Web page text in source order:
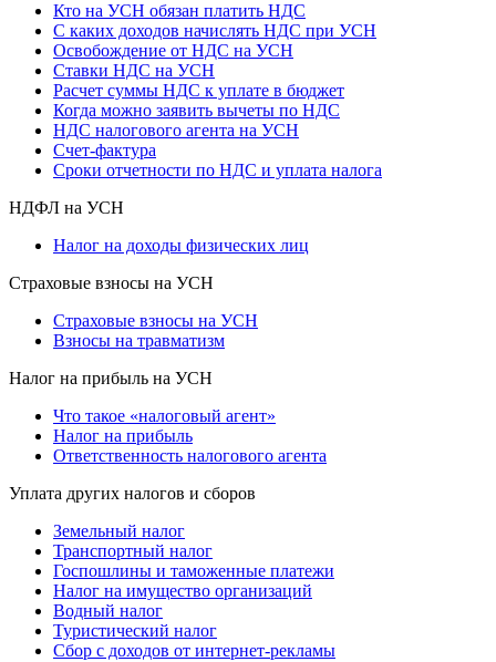
Кто на УСН обязан платить НДС
С каких доходов начислять НДС при УСН
Освобождение от НДС на УСН
Ставки НДС на УСН
Расчет суммы НДС к уплате в бюджет
Когда можно заявить вычеты по НДС
НДС налогового агента на УСН
Счет-фактура
Сроки отчетности по НДС и уплата налога
НДФЛ на УСН
Налог на доходы физических лиц
Страховые взносы на УСН
Страховые взносы на УСН
Взносы на травматизм
Налог на прибыль на УСН
Что такое «налоговый агент»
Налог на прибыль
Ответственность налогового агента
Уплата других налогов и сборов
Земельный налог
Транспортный налог
Госпошлины и таможенные платежи
Налог на имущество организаций
Водный налог
Туристический налог
Сбор с доходов от интернет-рекламы